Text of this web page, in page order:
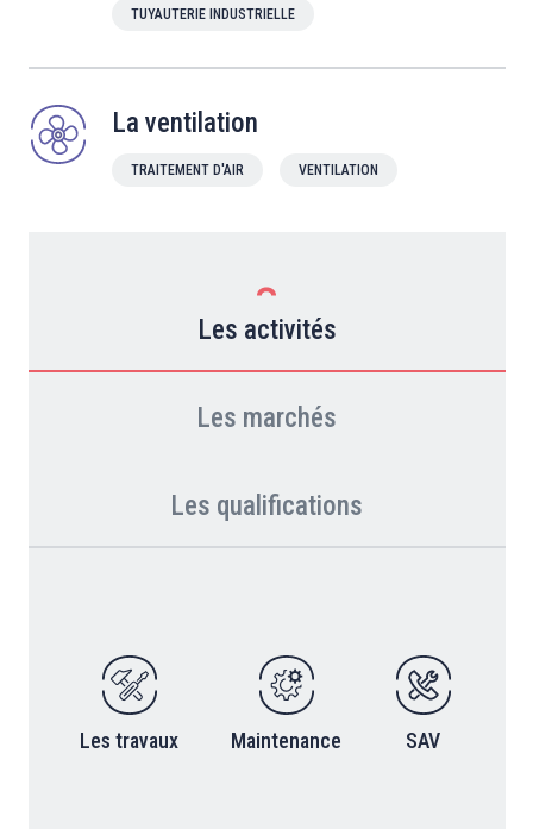
TUYAUTERIE INDUSTRIELLE
La ventilation
TRAITEMENT D'AIR VENTILATION
Les activités
Les marchés
Les qualifications
Les travaux Maintenance SAV